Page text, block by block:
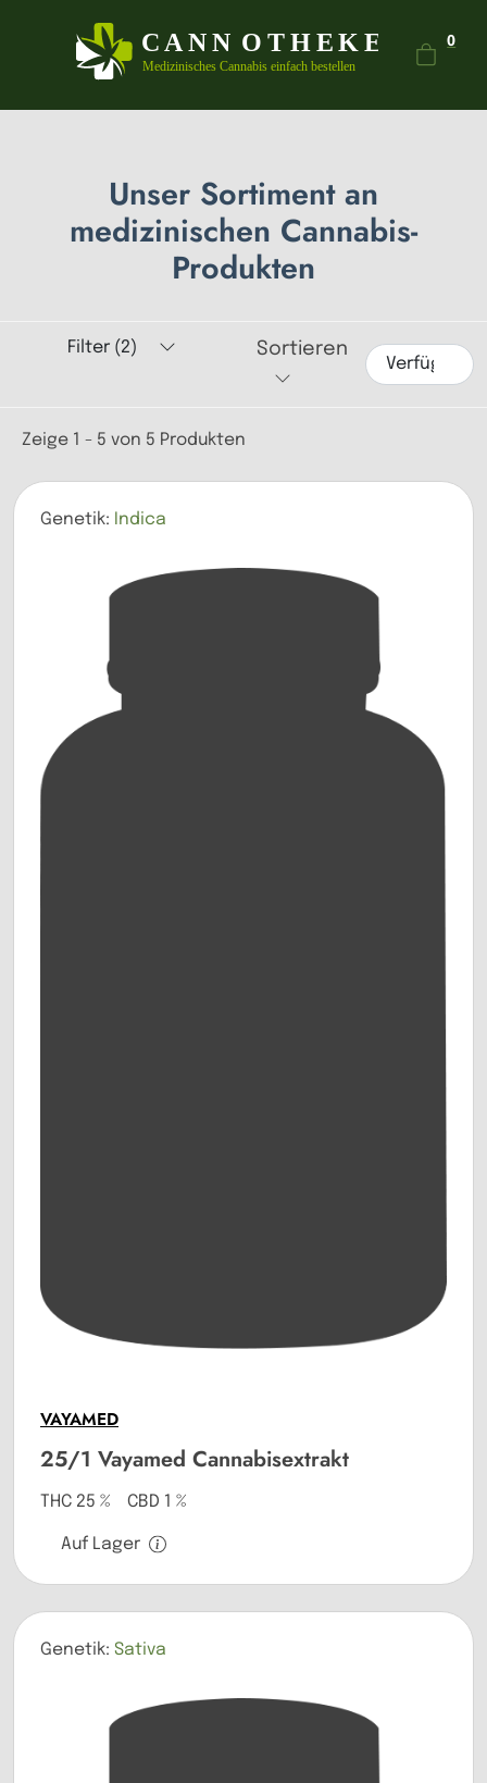
0
Unser Sortiment an
medizinischen Cannabis-
Produkten
Filter (2) Sortieren
Zeige 1 - 5 von 5 Produkten
Genetik: Indica
VAYAMED
25/1 Vayamed Cannabisextrakt
THC 25 % CBD 1 %
Auf Lager
Genetik: Sativa